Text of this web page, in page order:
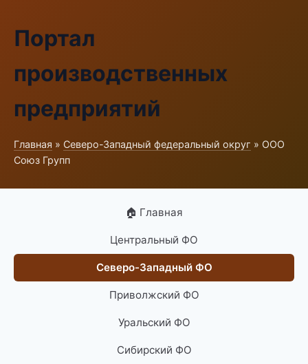
Портал
производственных
предприятий
Главная » Северо-Западный федеральный округ » ООО
Союз Групп
🏠 Главная
Центральный ФО
Северо-Западный ФО
Приволжский ФО
Уральский ФО
Сибирский ФО